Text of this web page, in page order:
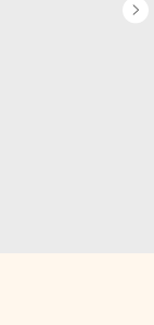
Покупателям